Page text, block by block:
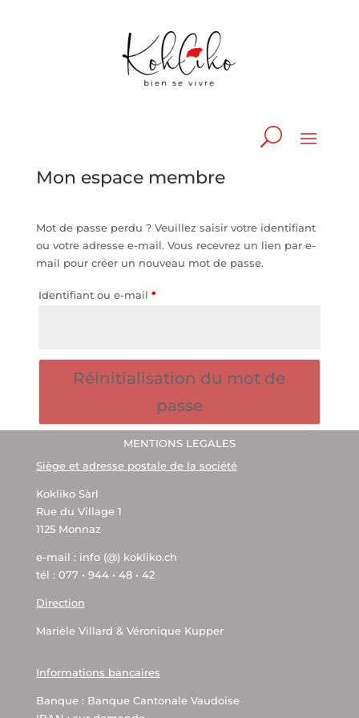
Mon espace membre
Mot de passe perdu ? Veuillez saisir votre identifiant
ou votre adresse e-mail. Vous recevrez un lien par e-
mail pour créer un nouveau mot de passe.
Identifiant ou e-mail *Obligatoire
Réinitialisation du mot de
passe
MENTIONS LEGALES
Siège et adresse postale de la société
Kokliko Sàrl
Rue du Village 1
1125 Monnaz
e-mail : info (@) kokliko.ch
tél : 077 • 944 • 48 • 42
Direction
Marièle Villard & Véronique Kupper
Informations bancaires
Banque : Banque Cantonale Vaudoise